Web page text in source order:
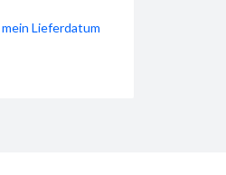
Lieferdatum